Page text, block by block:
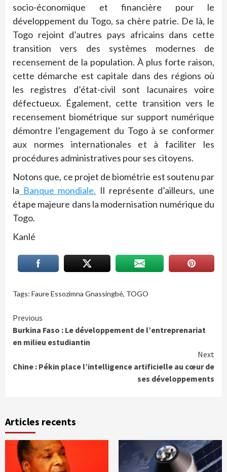
socio-économique et financière pour le
développement du Togo, sa chère patrie. De là, le
Togo rejoint d’autres pays africains dans cette
transition vers des systèmes modernes de
recensement de la population. À plus forte raison,
cette démarche est capitale dans des régions où
les registres d’état-civil sont lacunaires voire
défectueux. Également, cette transition vers le
recensement biométrique sur support numérique
démontre l’engagement du Togo à se conformer
aux normes internationales et à faciliter les
procédures administratives pour ses citoyens.
Notons que, ce projet de biométrie est soutenu par
la Banque mondiale. Il représente d’ailleurs, une
étape majeure dans la modernisation numérique du
Togo.
Kanlé
Tags: Faure Essozimna Gnassingbé, TOGO
Continue
Reading
Previous
Burkina Faso : Le développement de l’entreprenariat
en milieu estudiantin
Next
Chine : Pékin place l’intelligence artificielle au cœur de
ses développements
Articles recents